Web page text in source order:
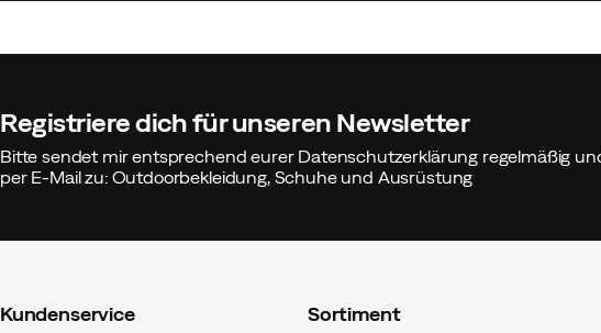
Registriere dich für unseren Newsletter
Bitte sendet mir entsprechend eurer Datenschutzerklärung regelmäßig
per E-Mail zu: Outdoorbekleidung, Schuhe und Ausrüstung
Kundenservice Sortiment